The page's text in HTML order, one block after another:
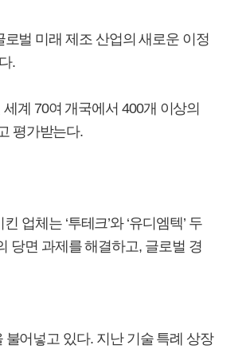
로벌 미래 제조 산업의 새로운 이정
.
계 70여 개국에서 400개 이상의
평가받는다.
체는 ‘투테크’와 ‘유디엠텍’ 두
당면 과제를 해결하고, 글로벌 경
불어넣고 있다. 지난 기술 특례 상장